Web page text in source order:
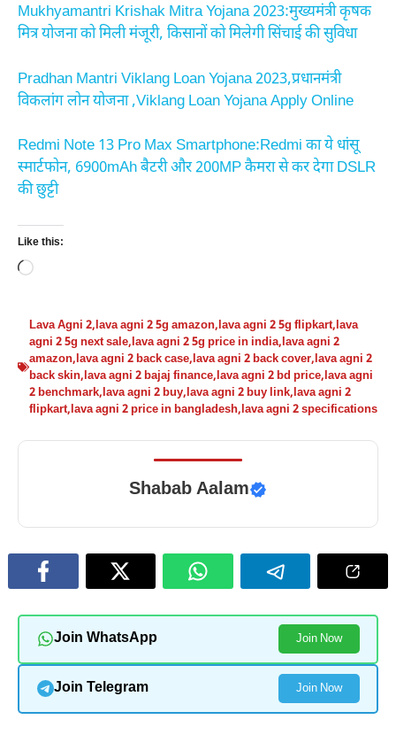
Mukhyamantri Krishak Mitra Yojana 2023:मुख्यमंत्री कृषक
मित्र योजना को मिली मंजूरी, किसानों को मिलेगी सिंचाई की सुविधा
Pradhan Mantri Viklang Loan Yojana 2023,प्रधानमंत्री
विकलांग लोन योजना ,Viklang Loan Yojana Apply Online
Redmi Note 13 Pro Max Smartphone:Redmi का ये धांसू
स्मार्टफोन, 6900mAh बैटरी और 200MP कैमरा से कर देगा DSLR
की छुट्टी
Like this:
Loading…
Lava Agni 2,lava agni 2 5g amazon,lava agni 2 5g flipkart,lava
agni 2 5g next sale,lava agni 2 5g price in india,lava agni 2
amazon,lava agni 2 back case,lava agni 2 back cover,lava agni 2
back skin,lava agni 2 bajaj finance,lava agni 2 bd price,lava agni
2 benchmark,lava agni 2 buy,lava agni 2 buy link,lava agni 2
flipkart,lava agni 2 price in bangladesh,lava agni 2 specifications
Shabab Aalam
Join WhatsApp Join Now
Join Telegram Join Now